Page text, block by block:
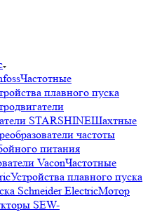
Частотные
плавного пуска
STARSHINEШахтные
частоты
питания
VaconЧастотные
Устройства плавного пуска
Schneider ElectricМотор
SEW-